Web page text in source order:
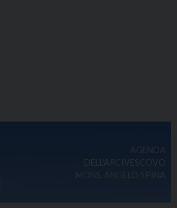
AGENDA
DELL'ARCIVESCOVO
MONS. ANGELO SPINA